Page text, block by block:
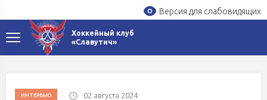
Версия для слабовидящих
Хоккейный клуб
«Славутич»
ИНТЕРВЬЮ 02 августа 2024